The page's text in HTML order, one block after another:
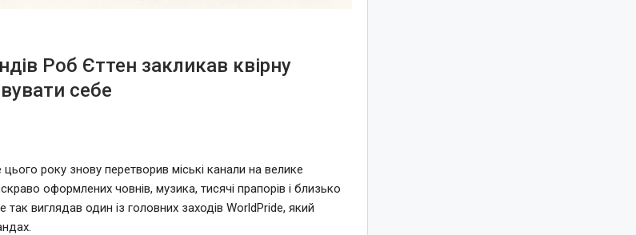
Роб Єттен закликав квірну
себе
року знову перетворив міські канали на велике
оформлених човнів, музика, тисячі прапорів і близько
так виглядав один із головних заходів WorldPride, який